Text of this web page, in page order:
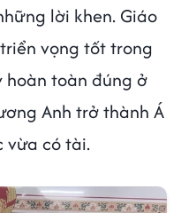
lời khen. Giáo
vọng tốt trong
hoàn toàn đúng ở
Anh trở thành Á
vừa có tài.